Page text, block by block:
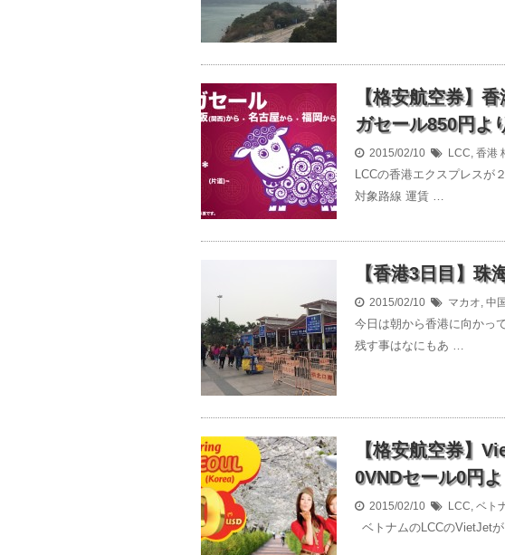
【格安航空券】
ガセール850円よ
2015/02/10 LCC, 香港
LCCの香港エクスプレスが
対象路線 運賃 …
【香港3日目】珠
2015/02/10 マカオ, 中国
今日は朝から香港に向かっ
残す事はなにもあ …
【格安航空券】
0VNDセール0円よ
2015/02/10 LCC, ベト
ベトナムのLCCのVietJet